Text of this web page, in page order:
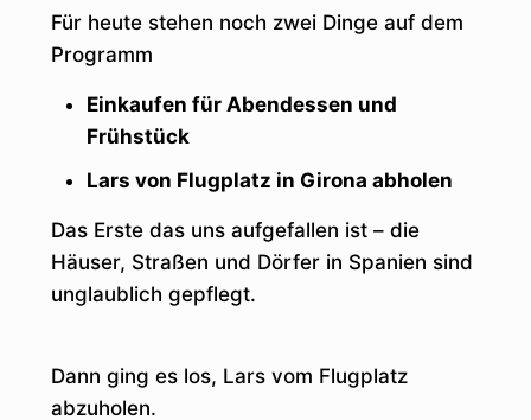
Für heute stehen noch zwei Dinge auf dem
Programm
Einkaufen für Abendessen und
Frühstück
Lars von Flugplatz in Girona abholen
Das Erste das uns aufgefallen ist – die
Häuser, Straßen und Dörfer in Spanien sind
unglaublich gepflegt.
Dann ging es los, Lars vom Flugplatz
abzuholen.